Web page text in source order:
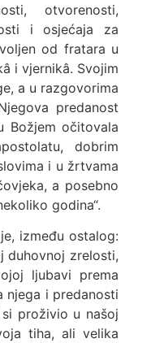
otvorenosti,
i osjećaja za
od fratara u
i vjernikâ. Svojim
a u razgovorima
predanost
Božjem očitovala
dobrim
i u žrtvama
a posebno
godina“.
između ostalog:
duhovnoj zrelosti,
ljubavi prema
njega i predanosti
proživio u našoj
tiha, ali velika